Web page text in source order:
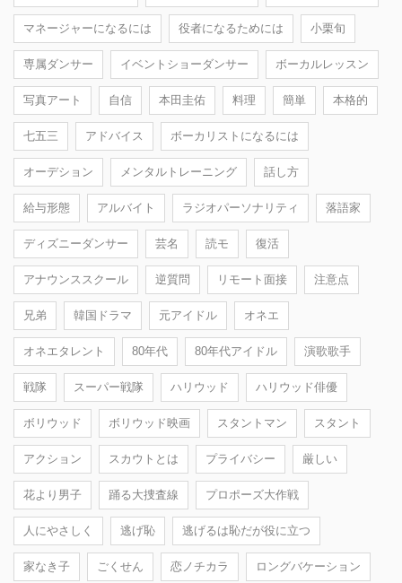
マネージャーになるには 役者になるためには 小栗旬
専属ダンサー イベントショーダンサー ボーカルレッスン
写真アート 自信 本田圭佑 料理 簡単 本格的
七五三 アドバイス ボーカリストになるには
オーデション メンタルトレーニング 話し方
給与形態 アルバイト ラジオパーソナリティ 落語家
ディズニーダンサー 芸名 読モ 復活
アナウンススクール 逆質問 リモート面接 注意点
兄弟 韓国ドラマ 元アイドル オネエ
オネエタレント 80年代 80年代アイドル 演歌歌手
戦隊 スーパー戦隊 ハリウッド ハリウッド俳優
ボリウッド ボリウッド映画 スタントマン スタント
アクション スカウトとは プライバシー 厳しい
花より男子 踊る大捜査線 プロポーズ大作戦
人にやさしく 逃げ恥 逃げるは恥だが役に立つ
家なき子 ごくせん 恋ノチカラ ロングバケーション